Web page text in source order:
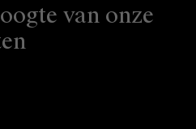
van onze